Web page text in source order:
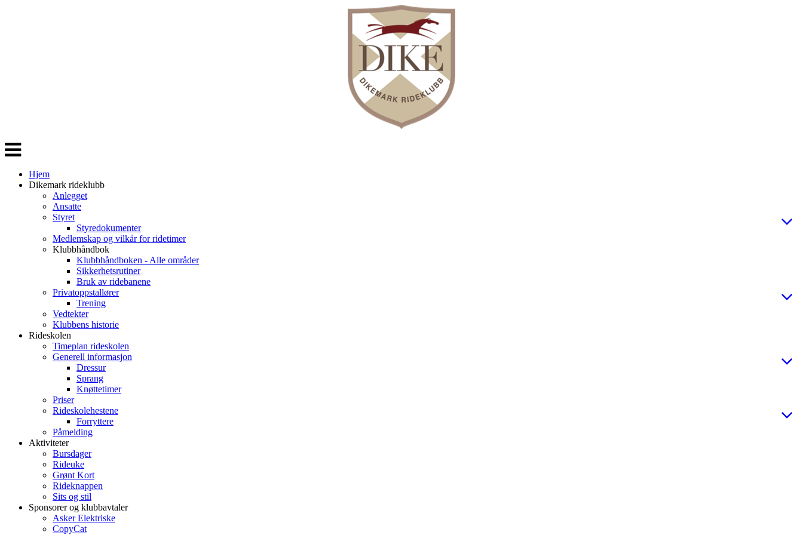
Veksle
navigasjon
Hjem
Dikemark rideklubb
Anlegget
Ansatte
Styret
Styredokumenter
Medlemskap og vilkår for ridetimer
Klubbhåndbok
Klubbhåndboken - Alle områder
Sikkerhetsrutiner
Bruk av ridebanene
Privatoppstallører
Trening
Vedtekter
Klubbens historie
Rideskolen
Timeplan rideskolen
Generell informasjon
Dressur
Sprang
Knøttetimer
Priser
Rideskolehestene
Forryttere
Påmelding
Aktiviteter
Bursdager
Rideuke
Grønt Kort
Rideknappen
Sits og stil
Sponsorer og klubbavtaler
Asker Elektriske
CopyCat